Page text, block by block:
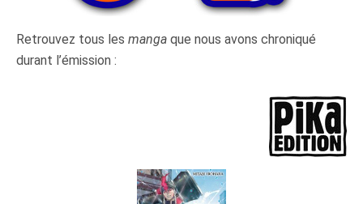
Retrouvez tous les manga que nous avons chroniqué
durant l’émission :